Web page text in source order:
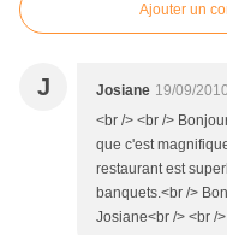
Ajouter un
J Josiane 19/09/
<br /> <br />
que c'est
restaurant est
banquets.<br />
Josiane<br /> <br /